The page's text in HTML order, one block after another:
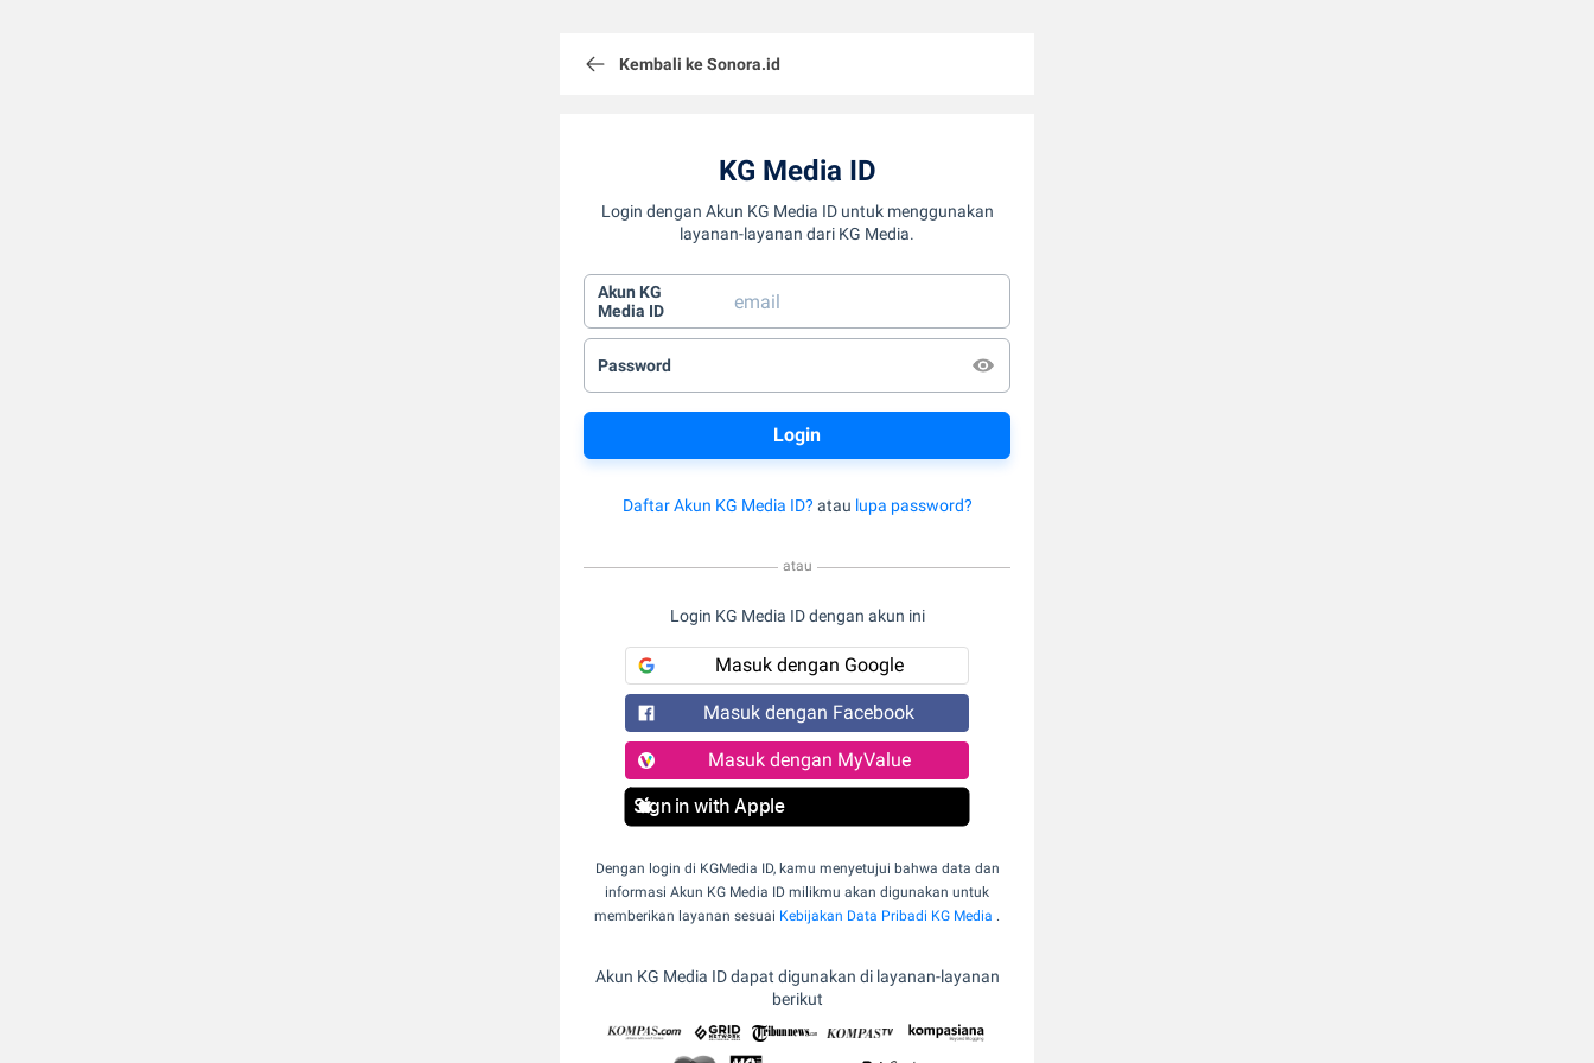
Kembali ke Sonora.id
KG Media ID
Login dengan Akun KG Media ID untuk menggunakan
layanan-layanan dari KG Media.
Akun KG
Media ID
Password
Daftar Akun KG Media ID? atau lupa password?
atau
Login KG Media ID dengan akun ini
Masuk dengan Google
Masuk dengan Facebook
Masuk dengan MyValue
Sign in with Apple
Dengan login di KGMedia ID, kamu menyetujui bahwa data dan
informasi Akun KG Media ID milikmu akan digunakan untuk
memberikan layanan sesuai Kebijakan Data Pribadi KG Media .
Akun KG Media ID dapat digunakan di layanan-layanan
berikut